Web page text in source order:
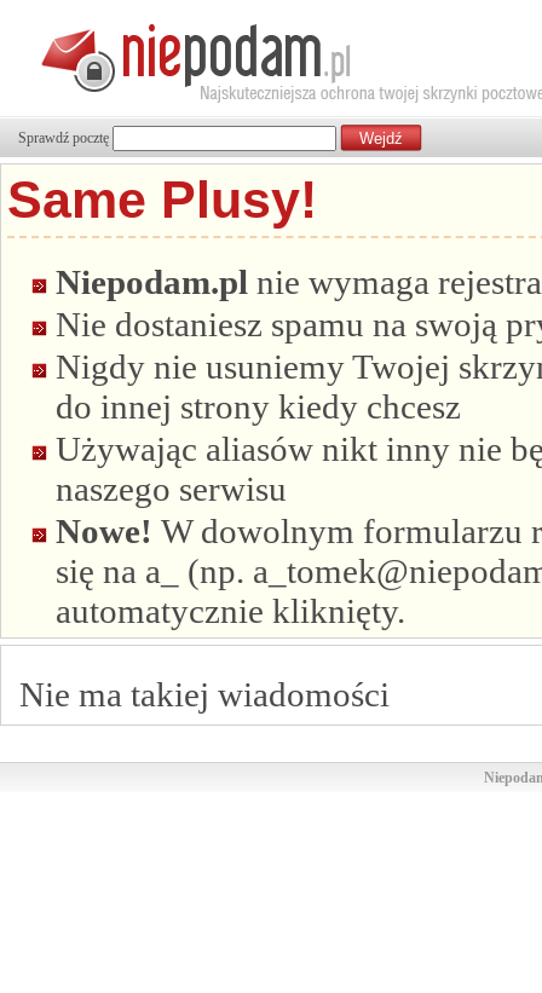
Sprawdź pocztę
Same Plusy!
Niepodam.pl nie wymaga
Nie dostaniesz spamu na swoją
Nigdy nie usuniemy Twojej
do innej strony kiedy chcesz
Używając aliasów nikt inny nie
naszego serwisu
Nowe! W dowolnym formularzu
się na a_ (np.
automatycznie kliknięty.
Nie ma takiej wiadomości